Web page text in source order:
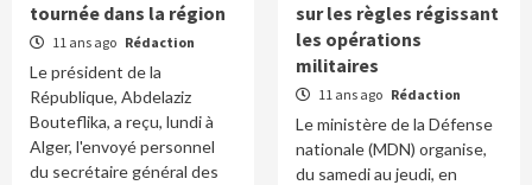
tournée dans la région
11 ans ago Rédaction
Le président de la
République, Abdelaziz
Bouteflika, a reçu, lundi à
Alger, l'envoyé personnel
du secrétaire général des
sur les règles régissant
les opérations
militaires
11 ans ago Rédaction
Le ministère de la Défense
nationale (MDN) organise,
du samedi au jeudi, en